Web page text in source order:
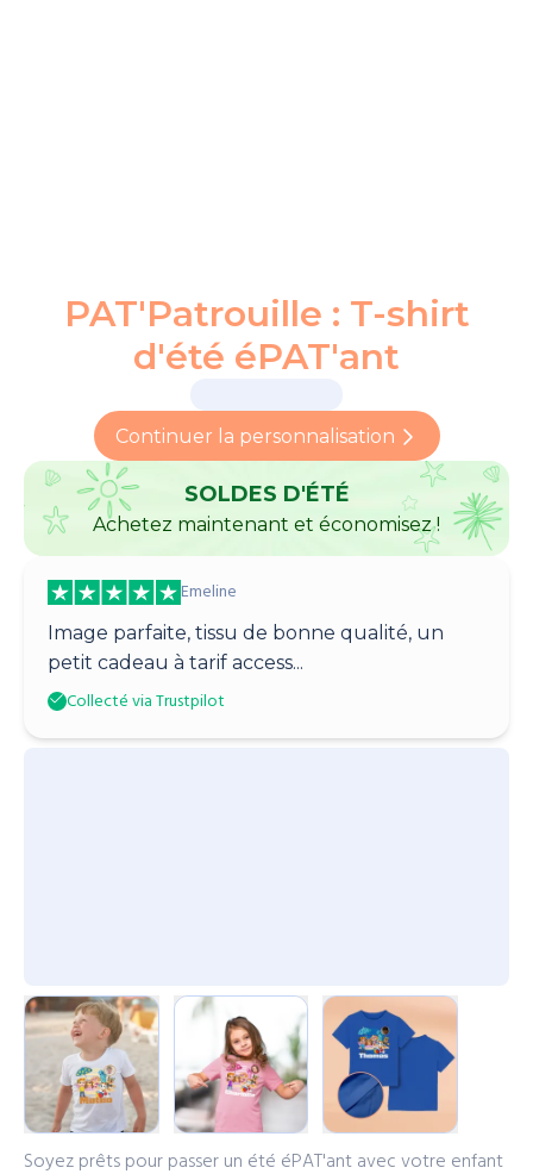
PAT'Patrouille : T-shirt
d'été éPAT'ant
Continuer la personnalisation
SOLDES D'ÉTÉ
Achetez maintenant et économisez !
Emeline
Image parfaite, tissu de bonne qualité, un
petit cadeau à tarif access...
Collecté via Trustpilot
Soyez prêts pour passer un été éPAT'ant avec votre enfant